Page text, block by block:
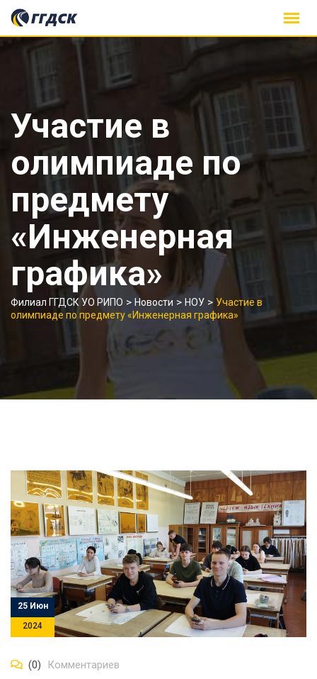
Skip
content
Участие в
олимпиаде по
предмету
«Инженерная
графика»
Филиал ГГДСК УО РИПО > Новости > НОУ > Участие в
олимпиаде по предмету «Инженерная графика»
25 Июн
2024
(0) Комментариев